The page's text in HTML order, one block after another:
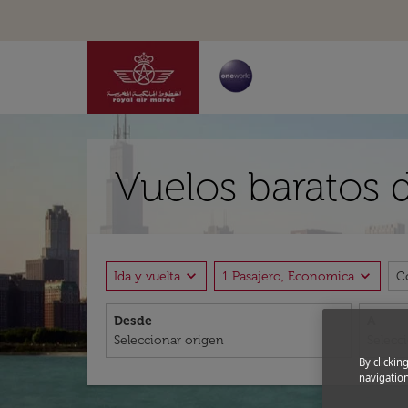
Vuelos baratos
Ida y vuelta expand_more 1 Pasajero, Economica expand_more
Desde
By